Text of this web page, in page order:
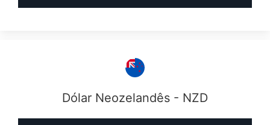
Dólar Neozelandês - NZD